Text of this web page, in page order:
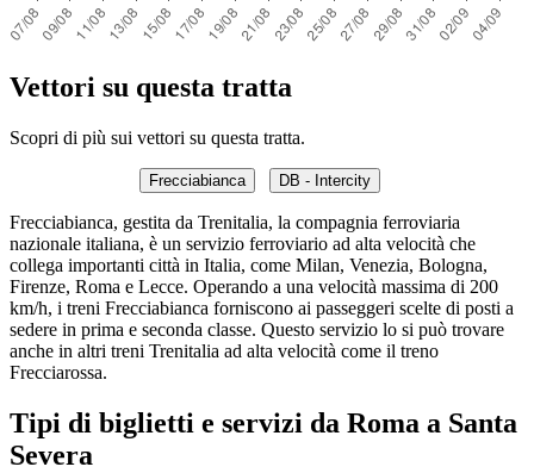
Vettori su questa tratta
Scopri di più sui vettori su questa tratta.
Frecciabianca DB - Intercity
Frecciabianca, gestita da Trenitalia, la compagnia ferroviaria
nazionale italiana, è un servizio ferroviario ad alta velocità che
collega importanti città in Italia, come Milan, Venezia, Bologna,
Firenze, Roma e Lecce. Operando a una velocità massima di 200
km/h, i treni Frecciabianca forniscono ai passeggeri scelte di posti a
sedere in prima e seconda classe. Questo servizio lo si può trovare
anche in altri treni Trenitalia ad alta velocità come il treno
Frecciarossa.
Tipi di biglietti e servizi da Roma a Santa
Severa